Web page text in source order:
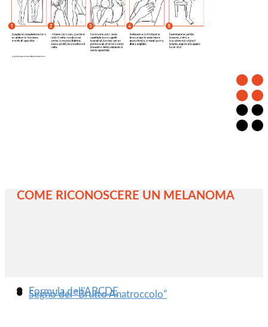
COME RICONOSCERE UN MELANOMA
● Formula dell'ABCDE
● Segno del “Brutto Anatroccolo”